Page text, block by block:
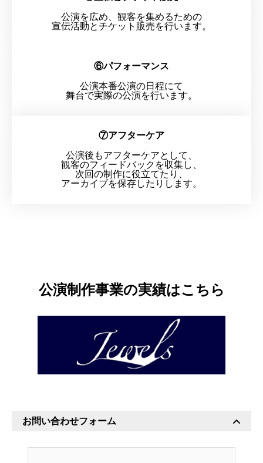
公演を広め、観客を集めるための
宣伝活動とチケット販売を行います。
⑥パフォーマンス
公演本番公演の日程にて
舞台で実際の公演を行います。
⑦アフターケア
公演後もアフターケアとして、
観客のフィードバックを収集し、
次回の制作に役立てたり、
アーカイブを保存したりします。
公演制作事業の実績はこちら
お問い合わせフォーム